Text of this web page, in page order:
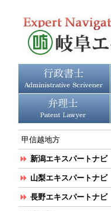
甲信越地方
新潟エキスパートナビ
山梨エキスパートナビ
長野エキスパートナビ